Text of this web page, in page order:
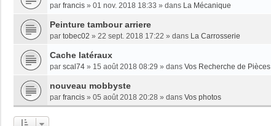
par francis » 01 nov. 2018 18:33 » dans La Mécanique
Peinture tambour arriere
par tobec02 » 22 sept. 2018 17:22 » dans La Carrosserie
Cache latéraux
par scal74 » 15 août 2018 08:29 » dans Vos Recherche de Pièces
nouveau mobbyste
par francis » 05 août 2018 20:28 » dans Vos photos